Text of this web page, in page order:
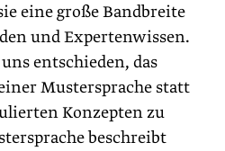
eine große Bandbreite
und Expertenwissen.
entschieden, das
Mustersprache statt
Konzepten zu
beschreibt